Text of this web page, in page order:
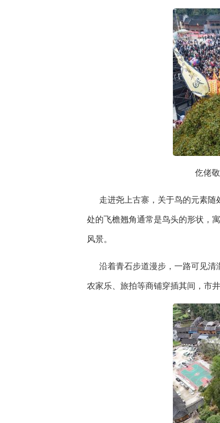
仡佬
走进尧上古寨，关于鸟的元素随
处的飞檐翘角通常是鸟头的形状，
风景。
沿着青石步道漫步，一路可见
农家乐、旅拍等商铺穿插其间，市